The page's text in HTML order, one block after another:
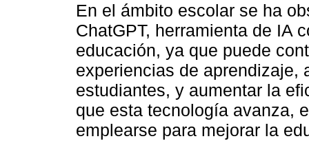
En el ámbito escolar se ha
ChatGPT, herramienta de IA
educación, ya que puede
experiencias de aprendizaje,
estudiantes, y aumentar la
que esta tecnología avanza,
emplearse para mejorar la